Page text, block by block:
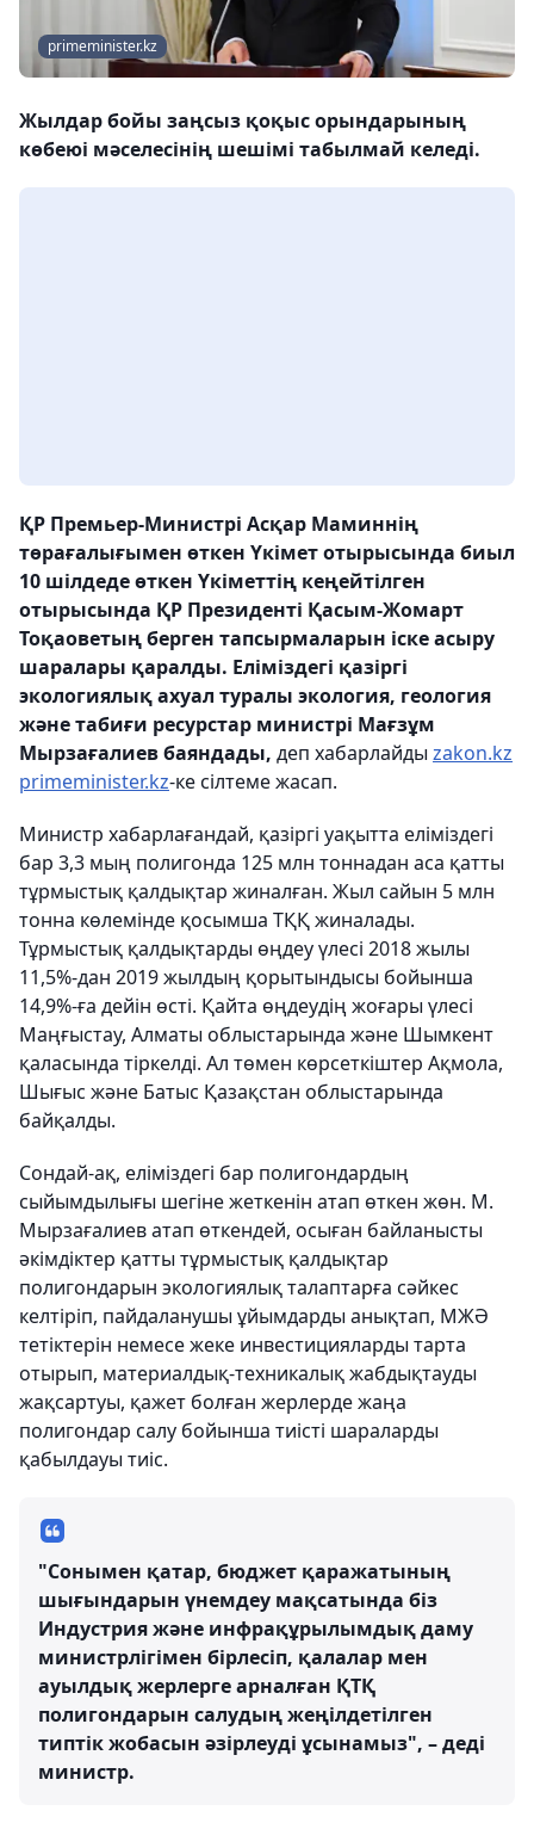
primeminister.kz
Жылдар бойы заңсыз қоқыс орындарының
көбеюі мәселесінің шешімі табылмай келеді.
ҚР Премьер-Министрі Асқар Маминнің
төрағалығымен өткен Үкімет отырысында биыл
10 шілдеде өткен Үкіметтің кеңейтілген
отырысында ҚР Президенті Қасым-Жомарт
Тоқаоветың берген тапсырмаларын іске асыру
шаралары қаралды. Еліміздегі қазіргі
экологиялық ахуал туралы экология, геология
және табиғи ресурстар министрі Мағзұм
Мырзағалиев баяндады, деп хабарлайды zakon.kz
primeminister.kz-ке сілтеме жасап.
Министр хабарлағандай, қазіргі уақытта еліміздегі
бар 3,3 мың полигонда 125 млн тоннадан аса қатты
тұрмыстық қалдықтар жиналған. Жыл сайын 5 млн
тонна көлемінде қосымша ТҚҚ жиналады.
Тұрмыстық қалдықтарды өңдеу үлесі 2018 жылы
11,5%-дан 2019 жылдың қорытындысы бойынша
14,9%-ға дейін өсті. Қайта өңдеудің жоғары үлесі
Маңғыстау, Алматы облыстарында және Шымкент
қаласында тіркелді. Ал төмен көрсеткіштер Ақмола,
Шығыс және Батыс Қазақстан облыстарында
байқалды.
Сондай-ақ, еліміздегі бар полигондардың
сыйымдылығы шегіне жеткенін атап өткен жөн. М.
Мырзағалиев атап өткендей, осыған байланысты
әкімдіктер қатты тұрмыстық қалдықтар
полигондарын экологиялық талаптарға сәйкес
келтіріп, пайдаланушы ұйымдарды анықтап, МЖӘ
тетіктерін немесе жеке инвестицияларды тарта
отырып, материалдық-техникалық жабдықтауды
жақсартуы, қажет болған жерлерде жаңа
полигондар салу бойынша тиісті шараларды
қабылдауы тиіс.
"Сонымен қатар, бюджет қаражатының
шығындарын үнемдеу мақсатында біз
Индустрия және инфрақұрылымдық даму
министрлігімен бірлесіп, қалалар мен
ауылдық жерлерге арналған ҚТҚ
полигондарын салудың жеңілдетілген
типтік жобасын әзірлеуді ұсынамыз", – деді
министр.